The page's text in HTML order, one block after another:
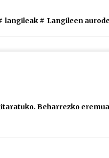
langileak # Langileen
Beharrezko